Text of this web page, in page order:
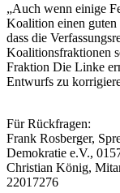
„Auch wenn einige
Koalition einen
dass die
Koalitionsfraktionen
Fraktion Die Linke
Entwurfs zu
Für Rückfragen:
Frank Rosberger,
Demokratie e.V.,
Christian König,
22017276